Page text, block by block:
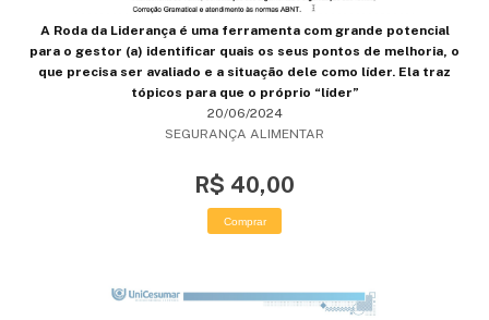
A Roda da Liderança é uma ferramenta com grande potencial
para o gestor (a) identificar quais os seus pontos de melhoria, o
que precisa ser avaliado e a situação dele como líder. Ela traz
tópicos para que o próprio “líder”
20/06/2024
SEGURANÇA ALIMENTAR
R$ 40,00
Comprar